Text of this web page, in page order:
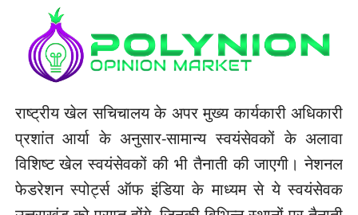
राष्ट्रीय खेल सचिचालय के अपर मुख्य कार्यकारी अधिकारी
प्रशांत आर्या के अनुसार-सामान्य स्वयंसेवकों के अलावा
विशिष्ट खेल स्वयंसेवकों की भी तैनाती की जाएगी। नेशनल
फेडरेशन स्पोर्ट्स ऑफ इंडिया के माध्यम से ये स्वयंसेवक